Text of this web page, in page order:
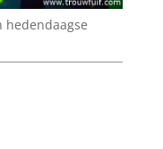
hedendaagse